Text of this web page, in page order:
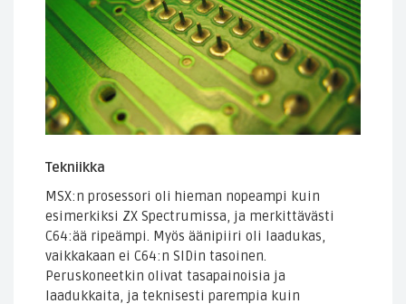
Tekniikka
MSX:n prosessori oli hieman nopeampi kuin
esimerkiksi ZX Spectrumissa, ja merkittävästi
C64:ää ripeämpi. Myös äänipiiri oli laadukas,
vaikkakaan ei C64:n SIDin tasoinen.
Peruskoneetkin olivat tasapainoisia ja
laadukkaita, ja teknisesti parempia kuin